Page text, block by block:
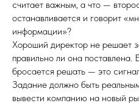
считает важным, а что —
останавливается и говорит
информации»?
Хороший директор не решает
правильно ли она поставлена.
бросается решать — это
Задание должно быть
вывести компанию на новый